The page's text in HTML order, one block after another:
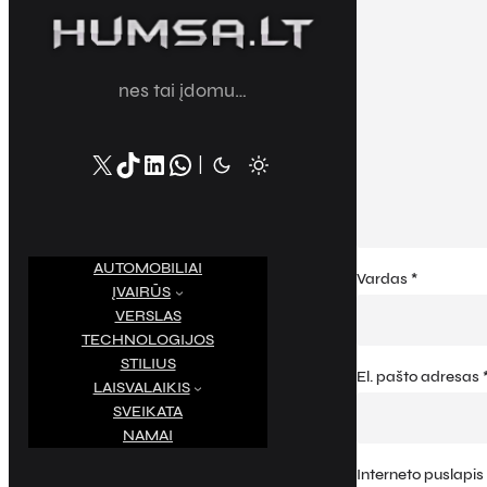
nes tai įdomu…
X TikTok LinkedIn WhatsApp
AUTOMOBILIAI
ĮVAIRŪS
VERSLAS
TECHNOLOGIJOS
STILIUS
LAISVALAIKIS
SVEIKATA
NAMAI
Vardas *
El. pašto adresas
Interneto puslapis